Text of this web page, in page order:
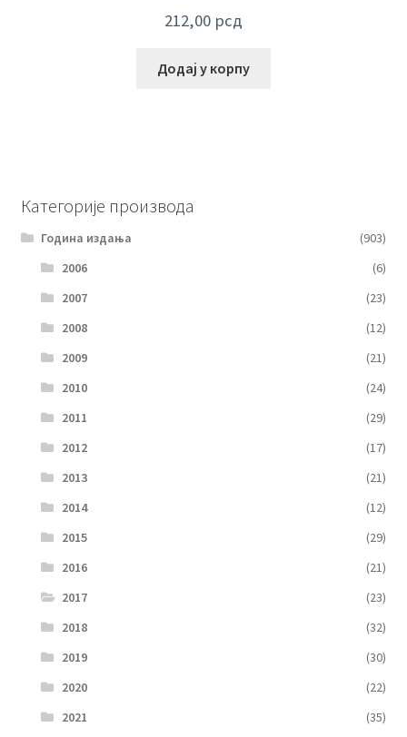
212,00 рсд
Додај у корпу
Категорије производа
Година издања
(903)
2006
(6)
2007
(23)
2008
(12)
2009
(21)
2010
(24)
2011
(29)
2012
(17)
2013
(21)
2014
(12)
2015
(29)
2016
(21)
2017
(23)
2018
(32)
2019
(30)
2020
(22)
2021
(35)